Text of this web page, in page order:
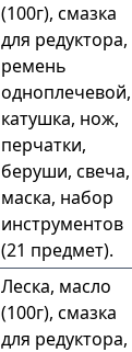
(100г), смазка
для редуктора,
ремень
одноплечевой,
катушка, нож,
перчатки,
беруши, свеча,
маска, набор
инструментов
(21 предмет).
Леска, масло
(100г), смазка
для редуктора,